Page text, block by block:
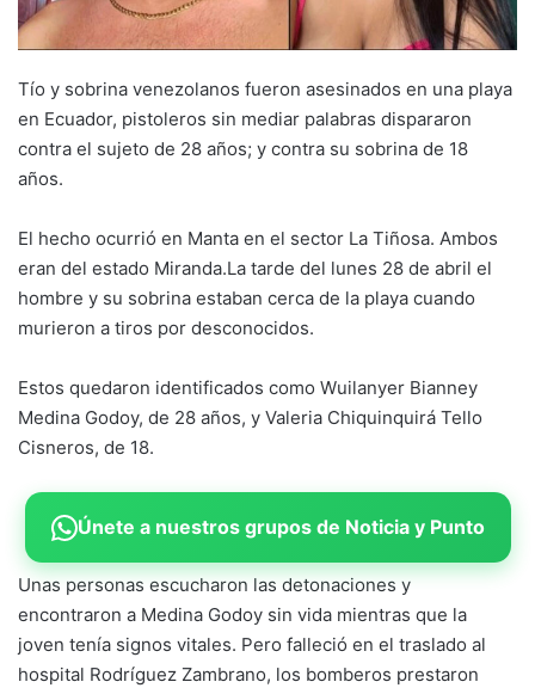
Tío y sobrina venezolanos fueron asesinados en una playa
en Ecuador, pistoleros sin mediar palabras dispararon
contra el sujeto de 28 años; y contra su sobrina de 18
años.
El hecho ocurrió en Manta en el sector La Tiñosa. Ambos
eran del estado Miranda.La tarde del lunes 28 de abril el
hombre y su sobrina estaban cerca de la playa cuando
murieron a tiros por desconocidos.
Estos quedaron identificados como Wuilanyer Bianney
Medina Godoy, de 28 años, y Valeria Chiquinquirá Tello
Cisneros, de 18.
Únete a nuestros grupos de Noticia y Punto
Unas personas escucharon las detonaciones y
encontraron a Medina Godoy sin vida mientras que la
joven tenía signos vitales. Pero falleció en el traslado al
hospital Rodríguez Zambrano, los bomberos prestaron